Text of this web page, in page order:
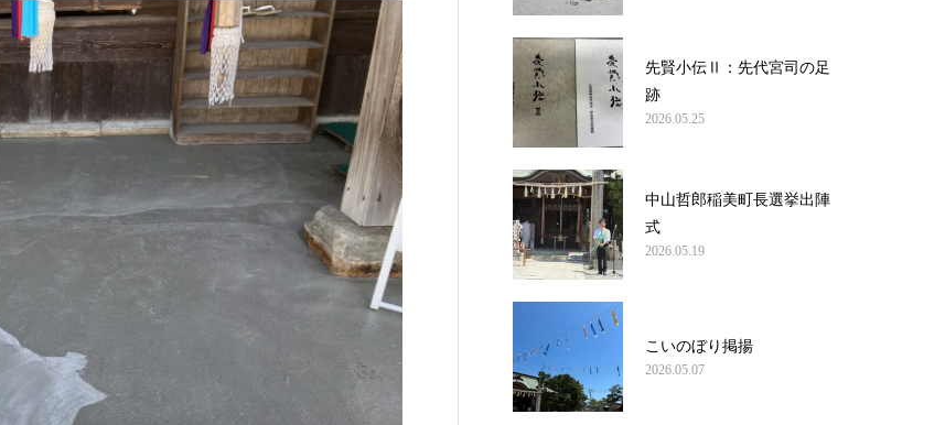
先賢小伝Ⅱ：先代宮司の足
跡
2026.05.25
中山哲郎稲美町長選挙出陣
式
2026.05.19
こいのぼり掲揚
2026.05.07